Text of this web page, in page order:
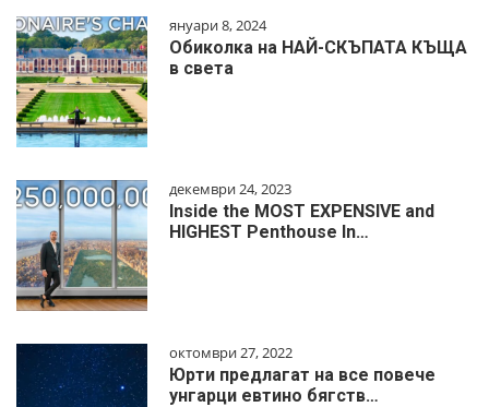
януари 8, 2024
Обиколка на НАЙ-СКЪПАТА КЪЩА
в света
декември 24, 2023
Inside the MOST EXPENSIVE and
HIGHEST Penthouse In…
октомври 27, 2022
Юрти предлагат на все повече
унгарци евтино бягств…